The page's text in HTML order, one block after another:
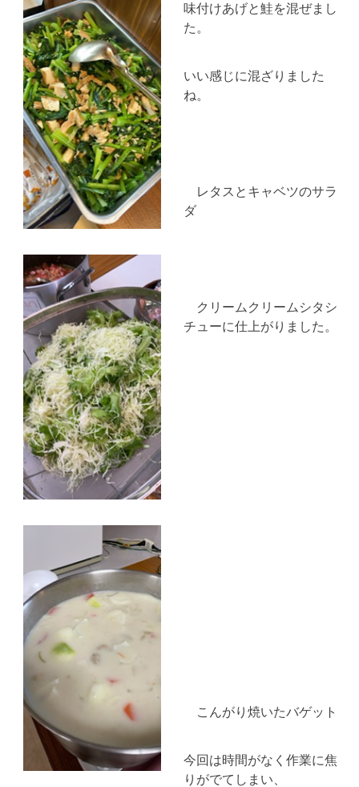
味付けあげと鮭を混ぜまし
た。
いい感じに混ざりました
ね。
レタスとキャベツのサラ
ダ
クリームクリームシタシ
チューに仕上がりました。
こんがり焼いたバゲット
今回は時間がなく作業に焦
りがでてしまい、